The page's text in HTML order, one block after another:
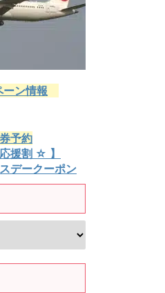
ン情報
予約
援割 ☆ 】
デークーポン